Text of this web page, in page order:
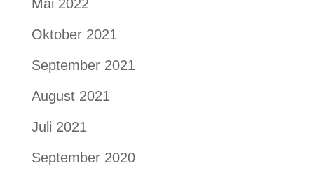
Mai 2022
Oktober 2021
September 2021
August 2021
Juli 2021
September 2020